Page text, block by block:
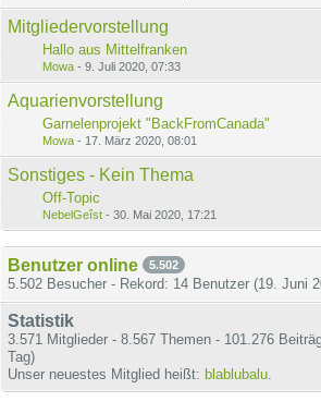
Mitgliedervorstellung
Hallo aus Mittelfranken
Mowa - 9. Juli 2020, 07:33
Aquarienvorstellung
Garnelenprojekt "BackFromCanada"
Mowa - 17. März 2020, 08:01
Sonstiges - Kein Thema
Off-Topic
NebelGeîst - 30. Mai 2020, 17:21
Benutzer online 5.502
5.502 Besucher - Rekord: 14 Benutzer (19. Juni
Statistik
3.571 Mitglieder - 8.567 Themen - 101.276
Tag)
Unser neuestes Mitglied heißt: blablubalu